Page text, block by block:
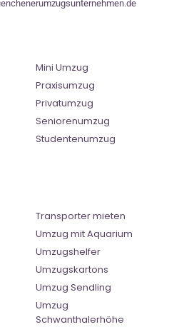
Mini Umzug
Praxisumzug
Privatumzug
Seniorenumzug
Studentenumzug
Transporter mieten
Umzug mit Aquarium
Umzugshelfer
Umzugskartons
Umzug Sendling
Umzug
Schwanthalerhöhe